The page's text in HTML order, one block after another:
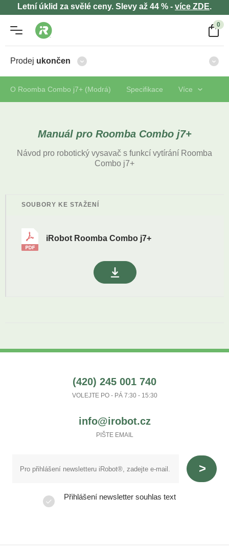
Letní úklid za svělé ceny. Slevy až 44 % - více ZDE.
0
Prodej ukončen
O Roomba Combo j7+ (Modrá) Specifikace Více
Manuál pro Roomba Combo j7+
Návod pro robotický vysavač s funkcí vytírání Roomba
Combo j7+
SOUBORY KE STAŽENÍ
iRobot Roomba Combo j7+
(420) 245 001 740
VOLEJTE PO - PÁ 7:30 - 15:30
info@irobot.cz
PIŠTE EMAIL
Přihlášení newsletter souhlas text